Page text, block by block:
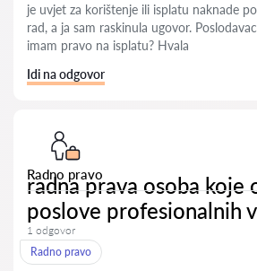
je uvjet za korištenje ili isplatu naknade
rad, a ja sam raskinula ugovor.
imam pravo na isplatu? Hvala
Idi na odgovor
Radno pravo
radna prava osoba koje
poslove profesionalnih
1 odgovor
Radno pravo